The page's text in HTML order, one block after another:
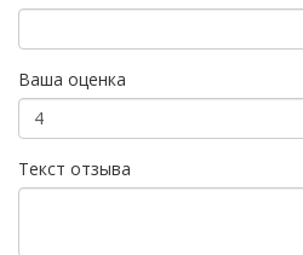
Ваша оценка
Текст отзыва